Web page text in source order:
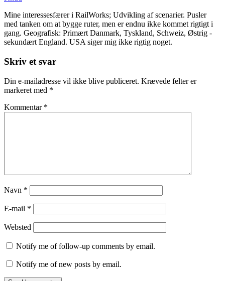
Mine interessesfærer i RailWorks; Udvikling af scenarier. Pusler
med tanken om at bygge ruter, men er endnu ikke kommet rigtigt i
gang. Geografisk: Primært Danmark, Tyskland, Schweiz, Østrig -
sekundært England. USA siger mig ikke rigtig noget.
Skriv et svar
Din e-mailadresse vil ikke blive publiceret. Krævede felter er
markeret med *
Kommentar *
Navn *
E-mail *
Websted
Notify me of follow-up comments by email.
Notify me of new posts by email.